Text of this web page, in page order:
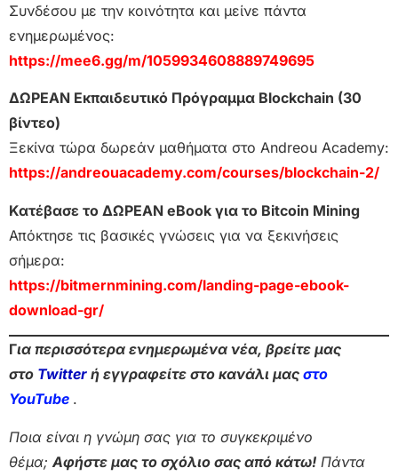
Συνδέσου με την κοινότητα και μείνε πάντα
ενημερωμένος:
https://mee6.gg/m/1059934608889749695
ΔΩΡΕΑΝ Εκπαιδευτικό Πρόγραμμα Blockchain (30
βίντεο)
Ξεκίνα τώρα δωρεάν μαθήματα στο Andreou Academy:
https://andreouacademy.com/courses/blockchain-2/
Κατέβασε το ΔΩΡΕΑΝ eBook για το Bitcoin Mining
Απόκτησε τις βασικές γνώσεις για να ξεκινήσεις
σήμερα:
https://bitmernmining.com/landing-page-ebook-
download-gr/
Για περισσότερα ενημερωμένα νέα, βρείτε μας
στο Twitter ή εγγραφείτε στο κανάλι μας στο
YouTube .
Ποια είναι η γνώμη σας για το συγκεκριμένο
θέμα; Αφήστε μας το σχόλιο σας από κάτω! Πάντα